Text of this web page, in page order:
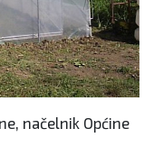
načelnik Općine